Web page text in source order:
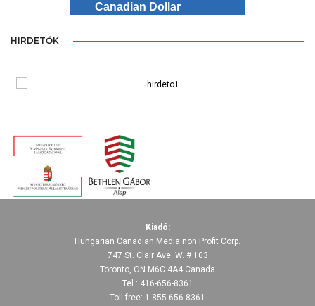
Canadian Dollar
HIRDETŐK
Kiadó:
Hungarian Canadian Media non Profit Corp.
747 St. Clair Ave. W. # 103
Toronto, ON M6C 4A4 Canada
Tel.: 416-656-8361
Toll free: 1-855-656-8361